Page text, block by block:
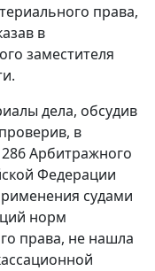
права,
в
заместителя
дела, обсудив
в
Арбитражного
Федерации
судами
норм
права, не нашла